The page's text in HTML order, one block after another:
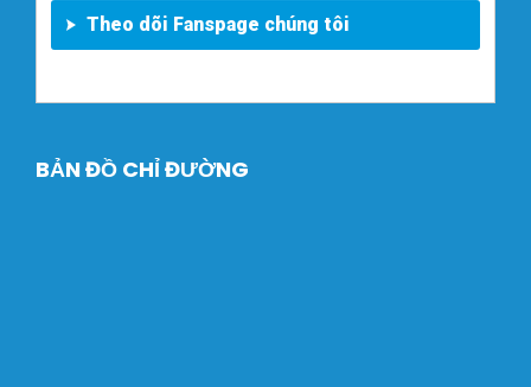
Theo dõi Fanspage chúng tôi
BẢN ĐỒ CHỈ ĐƯỜNG